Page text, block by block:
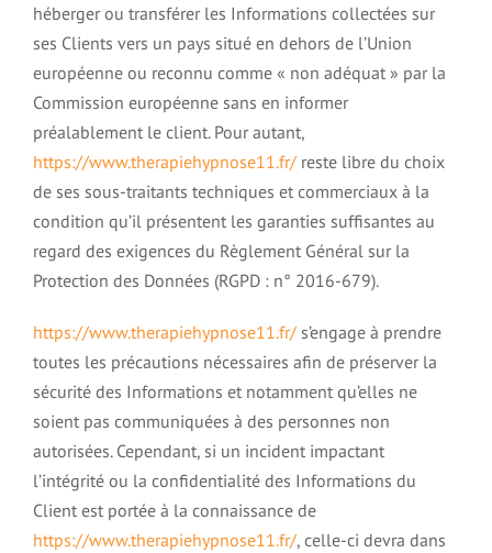
héberger ou transférer les Informations collectées sur
ses Clients vers un pays situé en dehors de l’Union
européenne ou reconnu comme « non adéquat » par la
Commission européenne sans en informer
préalablement le client. Pour autant,
https://www.therapiehypnose11.fr/reste libre du choix
de ses sous-traitants techniques et commerciaux à la
condition qu’il présentent les garanties suffisantes au
regard des exigences du Règlement Général sur la
Protection des Données (RGPD : n° 2016-679).
https://www.therapiehypnose11.fr/s’engage à prendre
toutes les précautions nécessaires afin de préserver la
sécurité des Informations et notamment qu’elles ne
soient pas communiquées à des personnes non
autorisées. Cependant, si un incident impactant
l’intégrité ou la confidentialité des Informations du
Client est portée à la connaissance de
https://www.therapiehypnose11.fr/, celle-ci devra dans